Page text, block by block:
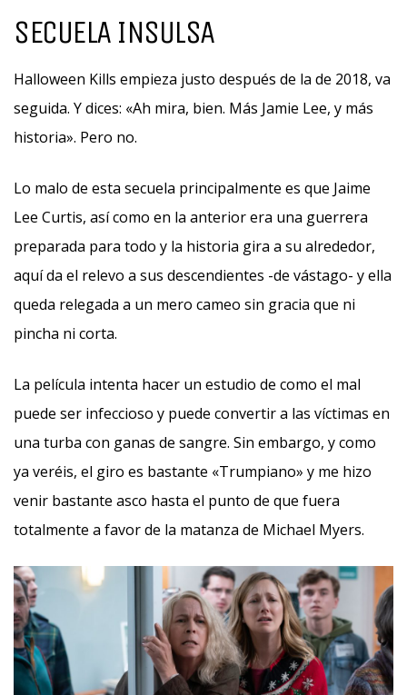
SECUELA INSULSA
Halloween Kills empieza justo después de la de 2018, va
seguida. Y dices: «Ah mira, bien. Más Jamie Lee, y más
historia». Pero no.
Lo malo de esta secuela principalmente es que Jaime
Lee Curtis, así como en la anterior era una guerrera
preparada para todo y la historia gira a su alrededor,
aquí da el relevo a sus descendientes -de vástago- y ella
queda relegada a un mero cameo sin gracia que ni
pincha ni corta.
La película intenta hacer un estudio de como el mal
puede ser infeccioso y puede convertir a las víctimas en
una turba con ganas de sangre. Sin embargo, y como
ya veréis, el giro es bastante «Trumpiano» y me hizo
venir bastante asco hasta el punto de que fuera
totalmente a favor de la matanza de Michael Myers.